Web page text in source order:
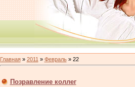
Главная» 2011 » Февраль » 22
Позравление коллег